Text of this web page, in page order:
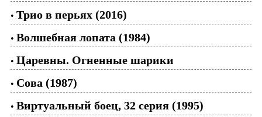
• Трио в перьях (2016)
• Волшебная лопата (1984)
• Царевны. Огненные шарики
• Сова (1987)
• Виртуальный боец, 32 серия (1995)